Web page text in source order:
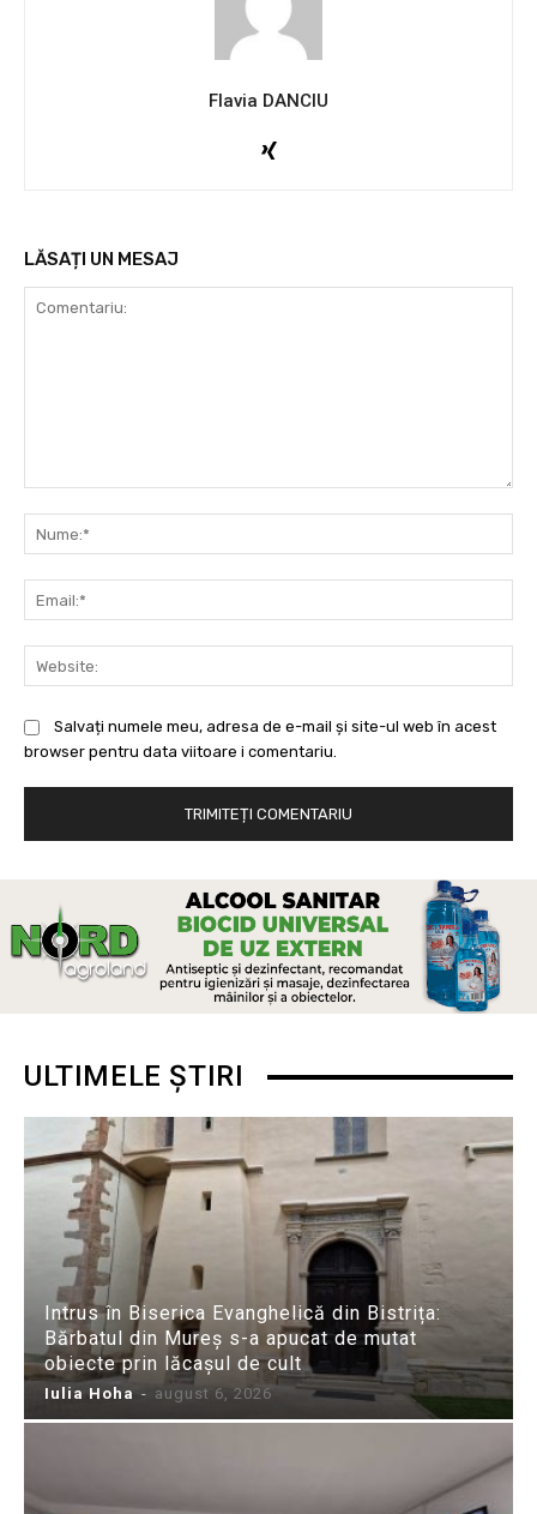
Flavia DANCIU
LĂSAȚI UN MESAJ
Salvați numele meu, adresa de e-mail și site-ul web în acest
browser pentru data viitoare i comentariu.
ULTIMELE ȘTIRI
Intrus în Biserica Evanghelică din Bistrița:
Bărbatul din Mureș s-a apucat de mutat
obiecte prin lăcașul de cult
Iulia Hoha - august 6, 2026